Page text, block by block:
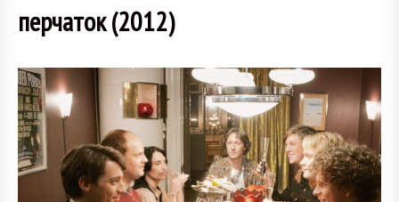
перчаток (2012)